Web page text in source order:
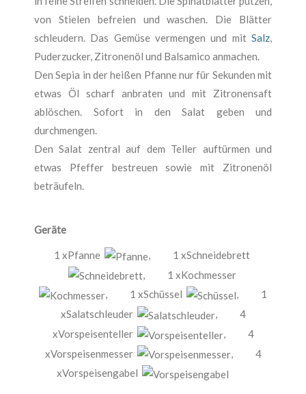
von Stielen befreien und waschen. Die Blätter
schleudern. Das Gemüse vermengen und mit Salz,
Puderzucker, Zitronenöl und Balsamico anmachen.
Den Sepia in der heißen Pfanne nur für Sekunden mit
etwas Öl scharf anbraten und mit Zitronensaft
ablöschen. Sofort in den Salat geben und
durchmengen.
Den Salat zentral auf dem Teller auftürmen und
etwas Pfeffer bestreuen sowie mit Zitronenöl
beträufeln.
Geräte
1 xPfanne ,
1 xSchneidebrett
,
1 xKochmesser
,
1 xSchüssel ,
1
xSalatschleuder
,
4
xVorspeisenteller
,
4
xVorspeisenmesser
,
4
xVorspeisengabel